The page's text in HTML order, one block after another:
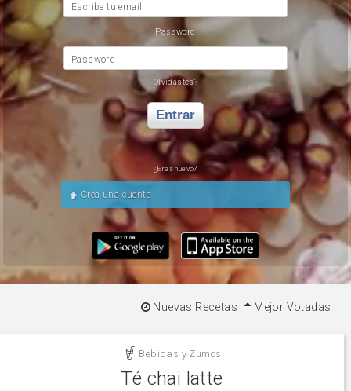
Escribe tu email
Password
Password
Olvidastes?
Entrar
¿Eres nuevo?
Crea una cuenta
Nuevas Recetas Mejor Votadas
Bebidas y Zumos
Té chai latte